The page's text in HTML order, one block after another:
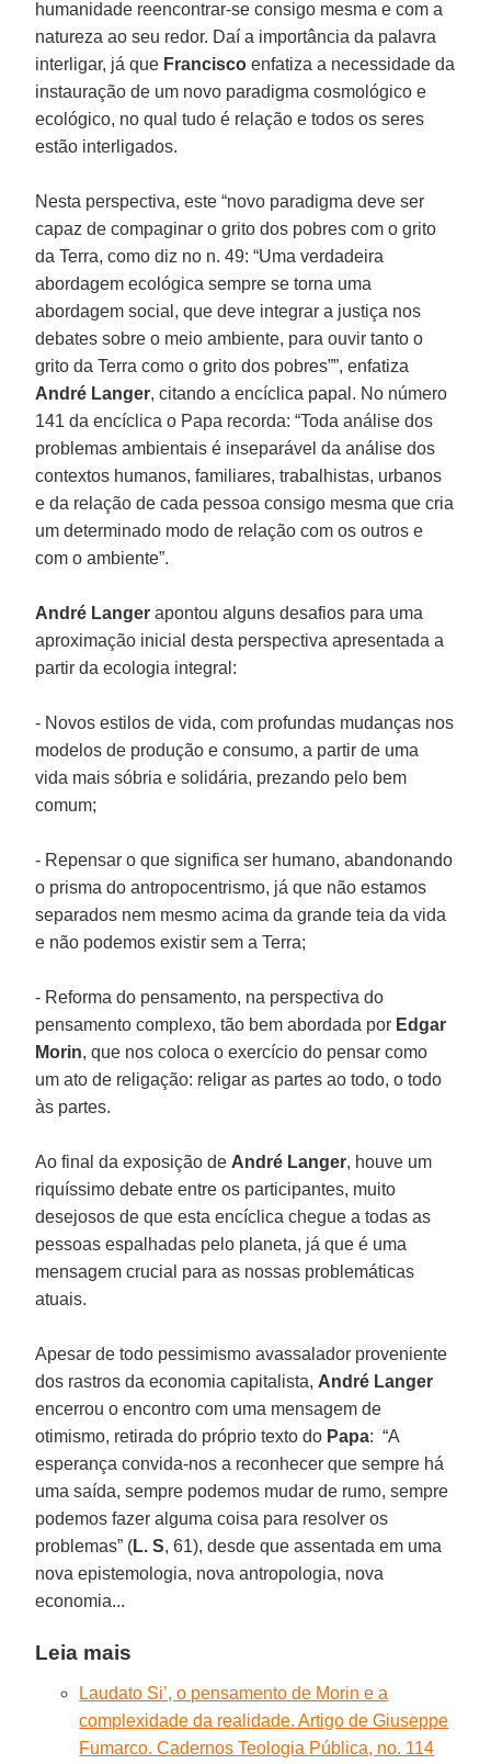
humanidade reencontrar-se consigo mesma e com a
natureza ao seu redor. Daí a importância da palavra
interligar, já que Francisco enfatiza a necessidade da
instauração de um novo paradigma cosmológico e
ecológico, no qual tudo é relação e todos os seres
estão interligados.
Nesta perspectiva, este “novo paradigma deve ser
capaz de compaginar o grito dos pobres com o grito
da Terra, como diz no n. 49: “Uma verdadeira
abordagem ecológica sempre se torna uma
abordagem social, que deve integrar a justiça nos
debates sobre o meio ambiente, para ouvir tanto o
grito da Terra como o grito dos pobres””, enfatiza
André Langer, citando a encíclica papal. No número
141 da encíclica o Papa recorda: “Toda análise dos
problemas ambientais é inseparável da análise dos
contextos humanos, familiares, trabalhistas, urbanos
e da relação de cada pessoa consigo mesma que cria
um determinado modo de relação com os outros e
com o ambiente”.
André Langer apontou alguns desafios para uma
aproximação inicial desta perspectiva apresentada a
partir da ecologia integral:
- Novos estilos de vida, com profundas mudanças nos
modelos de produção e consumo, a partir de uma
vida mais sóbria e solidária, prezando pelo bem
comum;
- Repensar o que significa ser humano, abandonando
o prisma do antropocentrismo, já que não estamos
separados nem mesmo acima da grande teia da vida
e não podemos existir sem a Terra;
- Reforma do pensamento, na perspectiva do
pensamento complexo, tão bem abordada por Edgar
Morin, que nos coloca o exercício do pensar como
um ato de religação: religar as partes ao todo, o todo
às partes.
Ao final da exposição de André Langer, houve um
riquíssimo debate entre os participantes, muito
desejosos de que esta encíclica chegue a todas as
pessoas espalhadas pelo planeta, já que é uma
mensagem crucial para as nossas problemáticas
atuais.
Apesar de todo pessimismo avassalador proveniente
dos rastros da economia capitalista, André Langer
encerrou o encontro com uma mensagem de
otimismo, retirada do próprio texto do Papa: “A
esperança convida-nos a reconhecer que sempre há
uma saída, sempre podemos mudar de rumo, sempre
podemos fazer alguma coisa para resolver os
problemas” (L. S, 61), desde que assentada em uma
nova epistemologia, nova antropologia, nova
economia...
Leia mais
Laudato Si’, o pensamento de Morin e a
complexidade da realidade. Artigo de Giuseppe
Fumarco. Cadernos Teologia Pública, no. 114